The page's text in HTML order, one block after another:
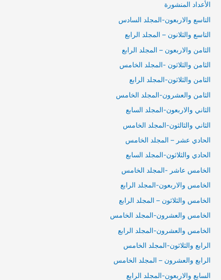
الأعداد المنشورة
التاسع والاربعون-المجلد السادس
التاسع والثلانون – المجلد الرابع
الثامن والاربعون – المجلد الرابع
الثامن والثلاثون -المجلد الخامس
الثامن والثلاثون-المجلد الرابع
الثامن والعشرون-المجلد الخامس
الثاني والاربعون-المجلد السابع
الثاني والثالثون-المجلد الخامس
الحادي عشر – المجلد الخامس
الحادي والثلاثون-المجلد السابع
الخامس عاشر -المجلد الخامس
الخامس والاربعون-المجلد الرابع
الخامس والثلاثون – المجلد الرابع
الخامس والعشرون-المجلد الخامس
الخامس والعشرون-المجلد الرابع
الرابع والثلاثون-المجلد الخامس
الرابع والعشرون – المجلد الخامس
السابع والاربعون-المجلد الرابع